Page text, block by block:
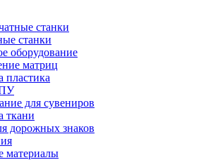
станки
станки
оборудование
матриц
пластика
для сувениров
ткани
дорожных знаков
материалы